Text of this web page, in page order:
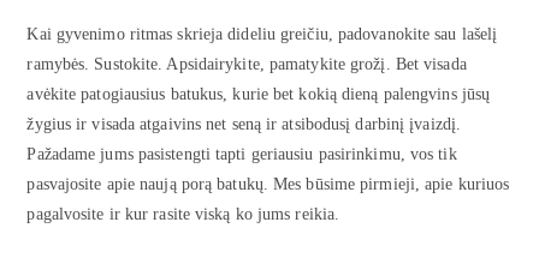
Kai gyvenimo ritmas skrieja dideliu greičiu, padovanokite sau lašelį
ramybės. Sustokite. Apsidairykite, pamatykite grožį. Bet visada
avėkite patogiausius batukus, kurie bet kokią dieną palengvins jūsų
žygius ir visada atgaivins net seną ir atsibodusį darbinį įvaizdį.
Pažadame jums pasistengti tapti geriausiu pasirinkimu, vos tik
pasvajosite apie naują porą batukų. Mes būsime pirmieji, apie kuriuos
pagalvosite ir kur rasite viską ko jums reikia.